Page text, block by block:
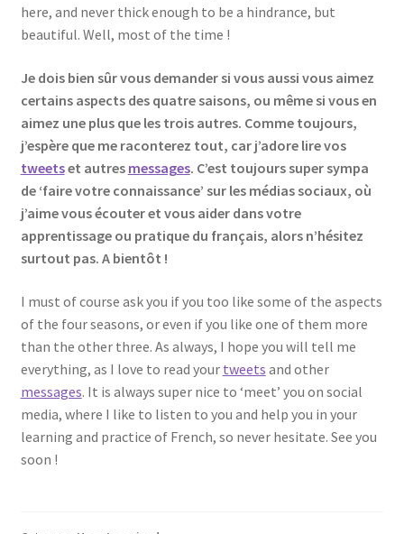
here, and never thick enough to be a hindrance, but
beautiful. Well, most of the time !
Je dois bien sûr vous demander si vous aussi vous aimez
certains aspects des quatre saisons, ou même si vous en
aimez une plus que les trois autres. Comme toujours,
j’espère que me raconterez tout, car j’adore lire vos
tweetset autres messages. C’est toujours super sympa
de ‘faire votre connaissance’ sur les médias sociaux, où
j’aime vous écouter et vous aider dans votre
apprentissage ou pratique du français, alors n’hésitez
surtout pas. A bientôt !
I must of course ask you if you too like some of the aspects
of the four seasons, or even if you like one of them more
than the other three. As always, I hope you will tell me
everything, as I love to read your tweets and other
messages. It is always super nice to ‘meet’ you on social
media, where I like to listen to you and help you in your
learning and practice of French, so never hesitate. See you
soon !